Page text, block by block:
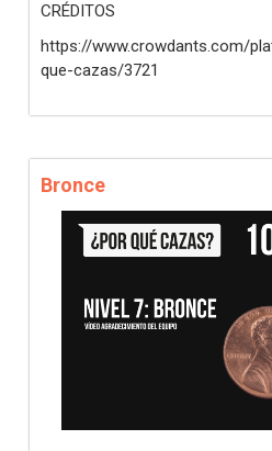
CRÉDITOS
https://www.crowdants.com/
que-cazas/3721
Bronce